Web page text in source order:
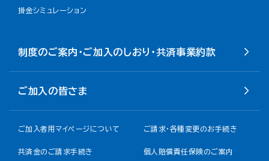
掛金シミュレーション
制度のご案内・ご加入のしおり・共済事業約款
ご加入の皆さま
ご加入者用マイページについて ご請求・各種変更のお手続き
共済金のご請求手続き 個人賠償責任保険のご案内